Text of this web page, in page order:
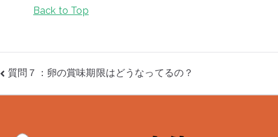
Back to Top
投
ナ
質問７：卵の賞味期限はどうなってるの？